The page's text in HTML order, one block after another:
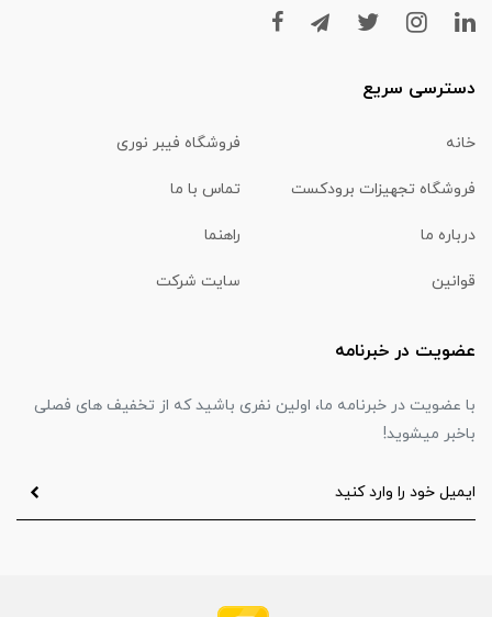
دسترسی سریع
خانه فروشگاه فیبر نوری
فروشگاه تجهیزات برودکست تماس با ما
درباره ما راهنما
قوانین سایت شرکت
عضویت در خبرنامه
با عضویت در خبرنامه ما، اولین نفری باشید که از تخفیف های فصلی
باخبر میشوید!